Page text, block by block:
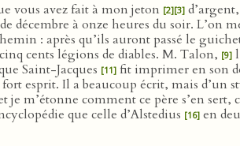
vous avez fait à mon jeton [2][3] d’argent,
de décembre à onze heures du soir. L’on
: après qu’ils auront passé le
cents légions de diables. M. Talon, [9]
Saint-Jacques [11] fit imprimer en son
esprit. Il a beaucoup écrit, mais d’un
m’étonne comment ce père s’en
que celle d’Alstedius [16] en